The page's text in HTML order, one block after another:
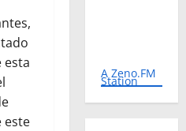
esta
este
A Zeno.FM
Station